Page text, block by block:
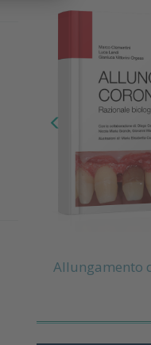
Allungamento